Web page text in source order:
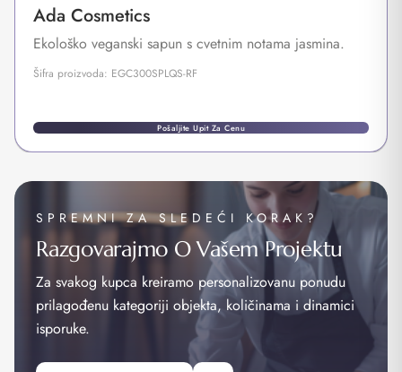
Ada Cosmetics
Ekološko veganski sapun s cvetnim notama jasmina.
Šifra proizvoda: EGC300SPLQS-RF
Pošaljite Upit Za Cenu
SPREMNI ZA SLEDEĆI KORAK?
Razgovarajmo O Vašem Projektu
Za svakog kupca kreiramo personalizovanu ponudu
prilagođenu kategoriji objekta, količinama i dinamici
isporuke.